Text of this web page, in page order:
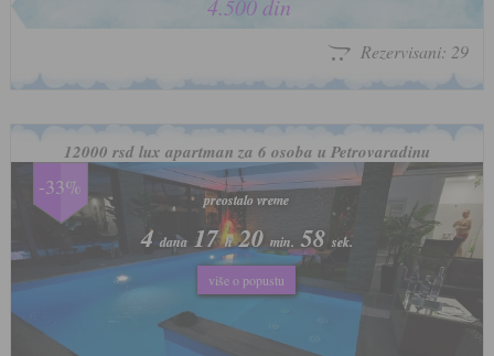
4.500 din
Rezervisani: 29
12000 rsd lux apartman za 6 osoba u Petrovaradinu
-33%
preostalo vreme
4dana 17h 20 min. 55 sek.
više o popustu
preostalo vreme
4dana 17h 20 min. 55 sek.
više o popustu